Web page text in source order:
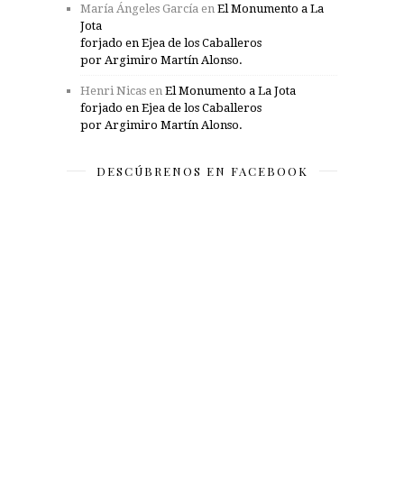
María Ángeles García en El Monumento a La
Jota
forjado en Ejea de los Caballeros
por Argimiro Martín Alonso.
Henri Nicas en El Monumento a La Jota
forjado en Ejea de los Caballeros
por Argimiro Martín Alonso.
DESCÚBRENOS EN FACEBOOK